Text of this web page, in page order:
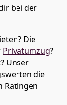
bei der
Die
Privatumzug?
Unser
die
Ratingen